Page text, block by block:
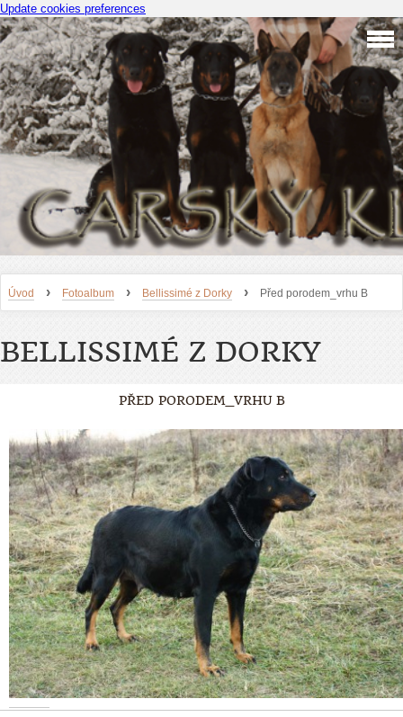
Update cookies preferences
Úvod › Fotoalbum › Bellissimé z Dorky › Před porodem_vrhu B
BELLISSIMÉ Z DORKY
PŘED PORODEM_VRHU B